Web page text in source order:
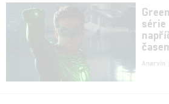
série
Anarvin